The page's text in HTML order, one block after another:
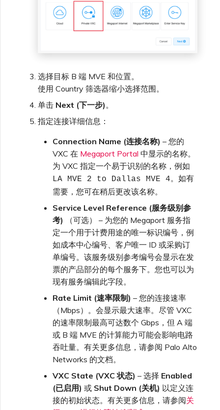
选择目标 B 端 MVE 和位置。
使用 Country 筛选器缩小选择范围。
单击 Next (下一步)。
指定连接详细信息：
Connection Name (连接名称) – 您的
VXC 在 Megaport Portal 中显示的名称。
为 VXC 指定一个易于识别的名称，例如
LA MVE 2 to Dallas MVE 4。如有
需要，您可在稍后更改该名称。
Service Level Reference (服务级别参
考) （可选） – 为您的 Megaport 服务指
定一个用于计费用途的唯一标识编号，例
如成本中心编号、客户唯一 ID 或采购订
单编号。该服务级别参考编号会显示在发
票的产品部分的每个服务下。您也可以为
现有服务编辑此字段。
Rate Limit (速率限制) – 您的连接速率
（Mbps）。会显示最大速率。尽管 VXC
的速率限制最高可达数个 Gbps，但 A 端
或 B 端 MVE 的计算能力可能会影响电路
吞吐量。有关更多信息，请参阅 Palo Alto
Networks 的文档。
VXC State (VXC 状态) – 选择 Enabled
(已启用) 或 Shut Down (关机) 以定义连
接的初始状态。有关更多信息，请参阅关